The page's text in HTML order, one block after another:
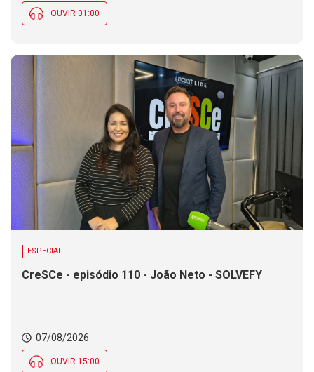
OUVIR 01:00
ESPECIAL
CreSCe - episódio 110 - João Neto - SOLVEFY
07/08/2026
OUVIR 15:00